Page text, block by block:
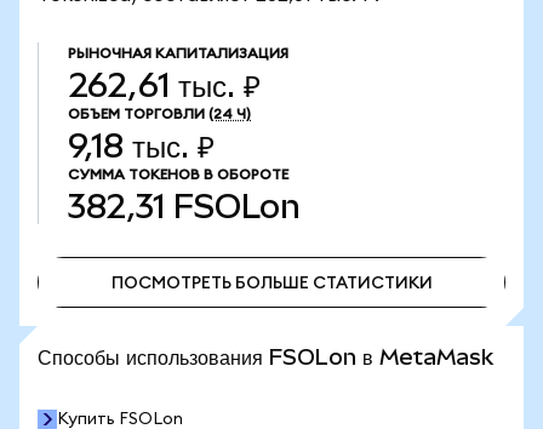
РЫНОЧНАЯ КАПИТАЛИЗАЦИЯ
262,61 тыс. ₽
ОБЪЕМ ТОРГОВЛИ (24 Ч)
9,18 тыс. ₽
СУММА ТОКЕНОВ В ОБОРОТЕ
382,31 FSOLon
ПОСМОТРЕТЬ БОЛЬШЕ СТАТИСТИКИ
Способы использования FSOLon в MetaMask
Купить FSOLon